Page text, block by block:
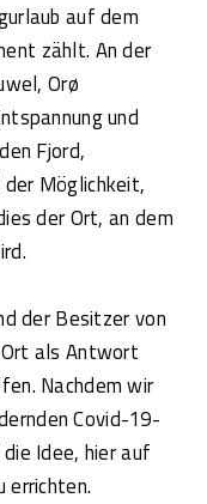
auf dem
zählt. An der
Orø
und
Fjord,
Möglichkeit,
der Ort, an dem
der Besitzer von
als Antwort
Nachdem wir
Covid-19-
Idee, hier auf
errichten.